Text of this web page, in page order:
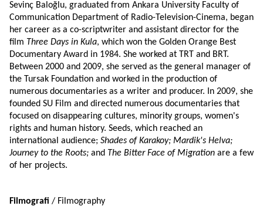
Sevinç Baloğlu, graduated from Ankara University Faculty of
Communication Department of Radio-Television-Cinema, began
her career as a co-scriptwriter and assistant director for the
film Three Days in Kula, which won the Golden Orange Best
Documentary Award in 1984. She worked at TRT and BRT.
Between 2000 and 2009, she served as the general manager of
the Tursak Foundation and worked in the production of
numerous documentaries as a writer and producer. In 2009, she
founded SU Film and directed numerous documentaries that
focused on disappearing cultures, minority groups, women's
rights and human history. Seeds, which reached an
international audience; Shades of Karakoy; Mardik's Helva;
Journey to the Roots; and The Bitter Face of Migration are a few
of her projects.
Filmografi / Filmography